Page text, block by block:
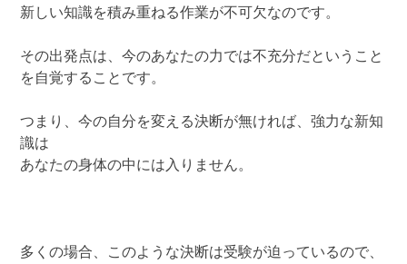
新しい知識を積み重ねる作業が不可欠なのです。
その出発点は、今のあなたの力では不充分だということ
を自覚することです。
つまり、今の自分を変える決断が無ければ、強力な新知
識は
あなたの身体の中には入りません。
多くの場合、このような決断は受験が迫っているので、